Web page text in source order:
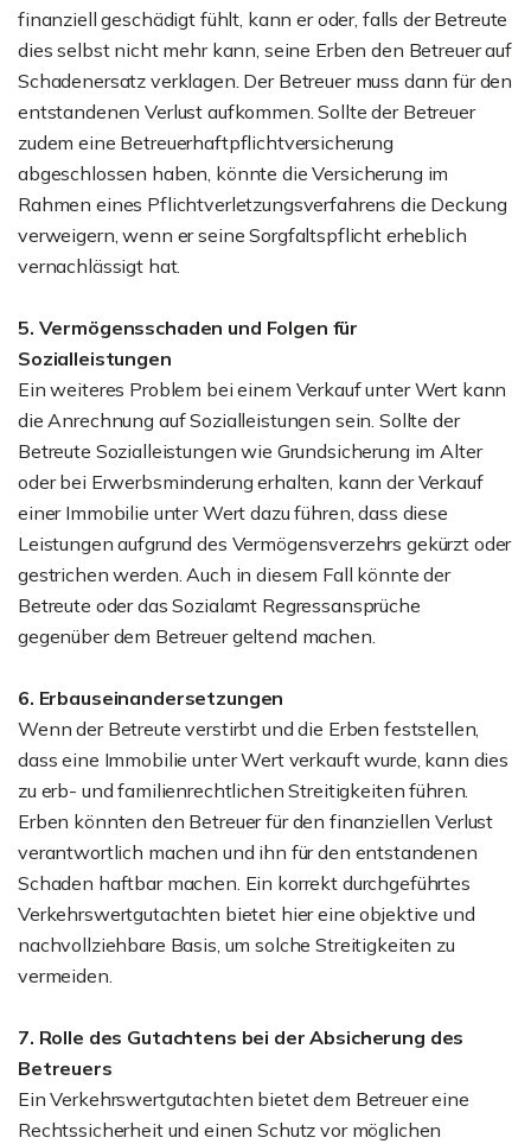
finanziell geschädigt fühlt, kann er oder, falls der Betreute
dies selbst nicht mehr kann, seine Erben den Betreuer auf
Schadenersatz verklagen. Der Betreuer muss dann für den
entstandenen Verlust aufkommen. Sollte der Betreuer
zudem eine Betreuerhaftpflichtversicherung
abgeschlossen haben, könnte die Versicherung im
Rahmen eines Pflichtverletzungsverfahrens die Deckung
verweigern, wenn er seine Sorgfaltspflicht erheblich
vernachlässigt hat.
5. Vermögensschaden und Folgen für
Sozialleistungen
Ein weiteres Problem bei einem Verkauf unter Wert kann
die Anrechnung auf Sozialleistungen sein. Sollte der
Betreute Sozialleistungen wie Grundsicherung im Alter
oder bei Erwerbsminderung erhalten, kann der Verkauf
einer Immobilie unter Wert dazu führen, dass diese
Leistungen aufgrund des Vermögensverzehrs gekürzt oder
gestrichen werden. Auch in diesem Fall könnte der
Betreute oder das Sozialamt Regressansprüche
gegenüber dem Betreuer geltend machen.
6. Erbauseinandersetzungen
Wenn der Betreute verstirbt und die Erben feststellen,
dass eine Immobilie unter Wert verkauft wurde, kann dies
zu erb- und familienrechtlichen Streitigkeiten führen.
Erben könnten den Betreuer für den finanziellen Verlust
verantwortlich machen und ihn für den entstandenen
Schaden haftbar machen. Ein korrekt durchgeführtes
Verkehrswertgutachten bietet hier eine objektive und
nachvollziehbare Basis, um solche Streitigkeiten zu
vermeiden.
7. Rolle des Gutachtens bei der Absicherung des
Betreuers
Ein Verkehrswertgutachten bietet dem Betreuer eine
Rechtssicherheit und einen Schutz vor möglichen